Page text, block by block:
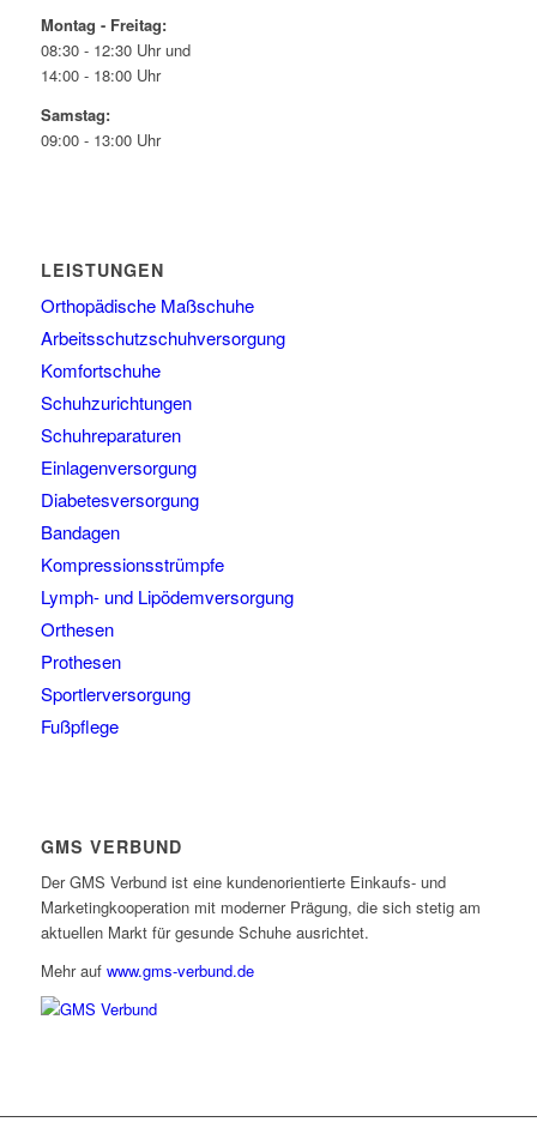
Montag - Freitag:
08:30 - 12:30 Uhr und
14:00 - 18:00 Uhr
Samstag:
09:00 - 13:00 Uhr
LEISTUNGEN
Orthopädische Maßschuhe
Arbeitsschutzschuhversorgung
Komfortschuhe
Schuhzurichtungen
Schuhreparaturen
Einlagenversorgung
Diabetesversorgung
Bandagen
Kompressionsstrümpfe
Lymph- und Lipödemversorgung
Orthesen
Prothesen
Sportlerversorgung
Fußpflege
GMS VERBUND
Der GMS Verbund ist eine kundenorientierte Einkaufs- und
Marketingkooperation mit moderner Prägung, die sich stetig am
aktuellen Markt für gesunde Schuhe ausrichtet.
Mehr auf www.gms-verbund.de